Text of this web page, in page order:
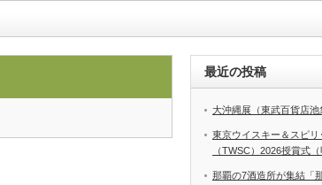
最近の投稿
大沖縄展（東武百貨店
東京ウイスキー＆スピ
（TWSC）2026授賞式
那覇の7酒造所が集結「